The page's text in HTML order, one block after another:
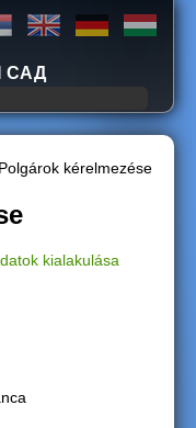
САД
Polgárok kérelmezése
kialakulása